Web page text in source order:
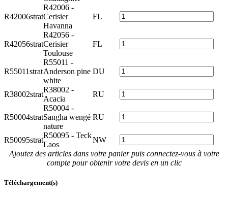
R42006strat
R42006 -
Cerisier
Havanna
FL
R42056strat
R42056 -
Cerisier
Toulouse
FL
R55011strat
R55011 -
Anderson pine
white
DU
R38002strat
R38002 -
Acacia
RU
R50004strat
R50004 -
Sangha wengé
nature
RU
R50095strat
R50095 - Teck
Laos
NW
Ajoutez des articles dans votre panier puis connectez-vous à votre
compte pour obtenir votre devis en un clic
Téléchargement(s)